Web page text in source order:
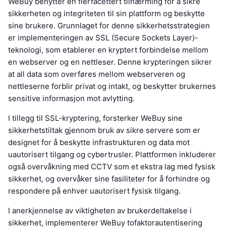
sikkerheten og integriteten til sin plattform og beskytte
sine brukere. Grunnlaget for denne sikkerhetsstrategien
er implementeringen av SSL (Secure Sockets Layer)-
teknologi, som etablerer en kryptert forbindelse mellom
en webserver og en nettleser. Denne krypteringen sikrer
at all data som overføres mellom webserveren og
nettleserne forblir privat og intakt, og beskytter brukernes
sensitive informasjon mot avlytting.
I tillegg til SSL-kryptering, forsterker WeBuy sine
sikkerhetstiltak gjennom bruk av sikre servere som er
designet for å beskytte infrastrukturen og data mot
uautorisert tilgang og cybertrusler. Plattformen inkluderer
også overvåkning med CCTV som et ekstra lag med fysisk
sikkerhet, og overvåker sine fasiliteter for å forhindre og
respondere på enhver uautorisert fysisk tilgang.
I anerkjennelse av viktigheten av brukerdeltakelse i
sikkerhet, implementerer WeBuy tofaktorautentisering